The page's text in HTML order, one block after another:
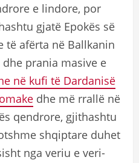
e lindore, por
gjatë Epokës së
të afërta në Ballkanin
prania masive e
në kufi të Dardanisë
dhe më rrallë në
qendrore, gjithashtu
shqiptare duhet
nga veriu e veri-